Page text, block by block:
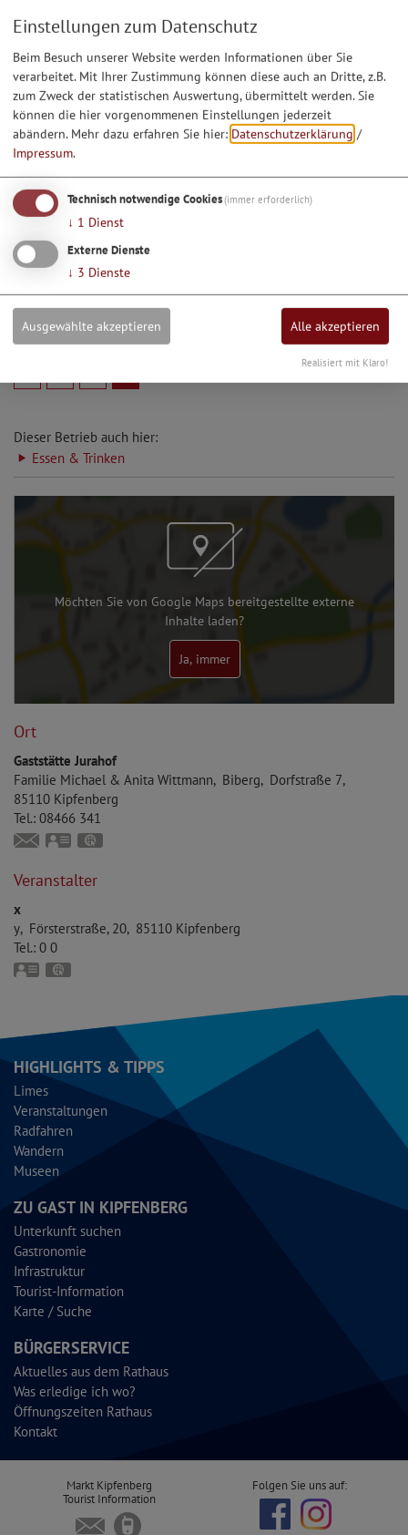
Entenauskarten des
Schnupferclubs Krut
05.12.26
Weihnachtsfeier des SC Steinberg
20.12.26
Dieser Betrieb auch hier:
Essen & Trinken
Möchten Sie von Google Maps bereitgestellte externe
Inhalte laden?
Ja, immer
Ort
Gaststätte Jurahof
Familie Michael & Anita Wittmann Biberg
Dorfstraße 7
85110 Kipfenberg
Tel.: 08466 341
anita.wittmann.biberg@web.de
vCard
Veranstalter
x
y Försterstraße, 20 85110 Kipfenberg
Tel.: 0 0
vCard
HIGHLIGHTS & TIPPS
Limes
Veranstaltungen
Radfahren
Wandern
Museen
ZU GAST IN KIPFENBERG
Unterkunft suchen
Gastronomie
Infrastruktur
Tourist-Information
Karte / Suche
BÜRGERSERVICE
Aktuelles aus dem Rathaus
Was erledige ich wo?
Öffnungszeiten Rathaus
Kontakt
Markt Kipfenberg
Tourist Information
Folgen Sie uns auf:
Einstellungen zum Datenschutz
Beim Besuch unserer Website werden Informationen über Sie
verarbeitet. Mit Ihrer Zustimmung können diese auch an Dritte, z.B.
zum Zweck der statistischen Auswertung, übermittelt werden. Sie
können die hier vorgenommenen Einstellungen jederzeit
abändern. Mehr dazu erfahren Sie hier: Datenschutzerklärung /
Impressum.
Technisch notwendige Cookies(immer erforderlich)
↓ 1 Dienst
Externe Dienste
↓ 3 Dienste
Ausgewählte akzeptieren Alle akzeptieren
Realisiert mit Klaro!